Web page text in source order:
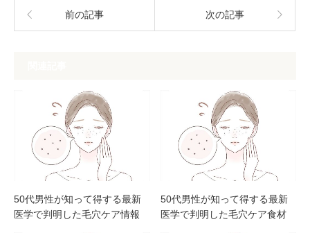
前の記事 次の記事
50代男性が知って得する最新
医学で判明した毛穴ケア情報
50代男性が知って得する最新
医学で判明した毛穴ケア食材